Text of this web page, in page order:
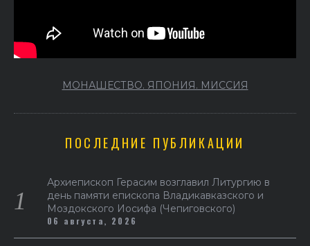
МОНАШЕСТВО. ЯПОНИЯ. МИССИЯ
ПОСЛЕДНИЕ ПУБЛИКАЦИИ
Архиепископ Герасим возглавил Литургию в
день памяти епископа Владикавказского и
Моздокского Иосифа (Чепиговского)
06 августа, 2026